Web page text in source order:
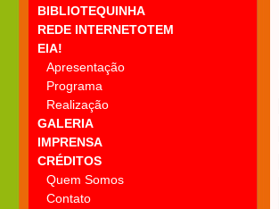
BIBLIOTEQUINHA
REDE INTERNETOTEM
EIA!
Apresentação
Programa
Realização
GALERIA
IMPRENSA
CRÉDITOS
Quem Somos
Contato